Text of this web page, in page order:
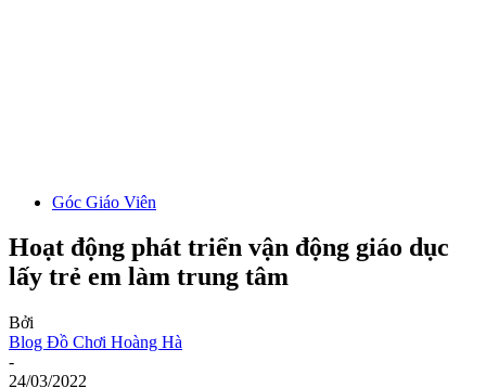
Góc Giáo Viên
Hoạt động phát triển vận động giáo dục
lấy trẻ em làm trung tâm
Bởi
Blog Đồ Chơi Hoàng Hà
-
24/03/2022